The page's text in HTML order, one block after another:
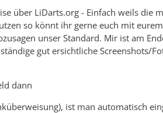
über LiDarts.org - Einfach weils die
so könnt ihr gerne euch mit
unser Standard. Mir ist am
gut ersichtliche Screenshots/
dann
ist man automatisch